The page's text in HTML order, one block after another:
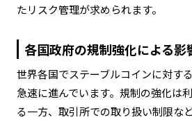
たリスク管理が求められます。
各国政府の規制強化による影
世界各国でステーブルコインに対す
急速に進んでいます。規制の強化は
る一方、取引所での取り扱い制限な